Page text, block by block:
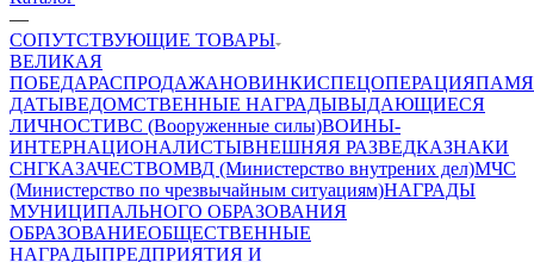
—
СОПУТСТВУЮЩИЕ ТОВАРЫ
ВЕЛИКАЯ
ПОБЕДАРАСПРОДАЖАНОВИНКИСПЕЦОПЕРАЦИЯ
ДАТЫВЕДОМСТВЕННЫЕ НАГРАДЫВЫДАЮЩИЕСЯ
ЛИЧНОСТИВС (Вооруженные силы)ВОИНЫ-
ИНТЕРНАЦИОНАЛИСТЫВНЕШНЯЯ РАЗВЕДКАЗНАКИ
СНГКАЗАЧЕСТВОМВД (Министерство внутрених дел)МЧС
(Министерство по чрезвычайным ситуациям)НАГРАДЫ
МУНИЦИПАЛЬНОГО ОБРАЗОВАНИЯ
ОБРАЗОВАНИЕОБЩЕСТВЕННЫЕ
НАГРАДЫПРЕДПРИЯТИЯ И